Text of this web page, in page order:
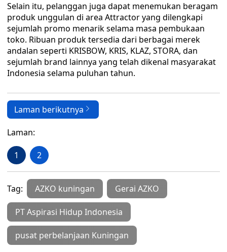
Selain itu, pelanggan juga dapat menemukan beragam
produk unggulan di area Attractor yang dilengkapi
sejumlah promo menarik selama masa pembukaan
toko. Ribuan produk tersedia dari berbagai merek
andalan seperti KRISBOW, KRIS, KLAZ, STORA, dan
sejumlah brand lainnya yang telah dikenal masyarakat
Indonesia selama puluhan tahun.
Laman berikutnya
Laman:
1 2
Tag: AZKO kuningan Gerai AZKO
PT Aspirasi Hidup Indonesia
pusat perbelanjaan Kuningan